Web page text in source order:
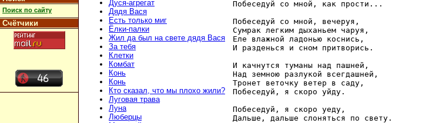
Поиск по сайту
Счётчики
Дуся-агрегат
Дядя Вася
Есть только миг
Ёлки-палки
Жил да был на свете дядя Вася
За тебя
Клетки
Комбат
Конь
Конь
Кто сказал, что мы плохо жили?
Луговая трава
Луна
Люберцы
Побеседуй со мной, как прости...
Побеседуй со мной, вечеруя,
Сумрак легким дыханьем чаруя,
Еле влажной ладонью коснись,
И разденься и сном притворись.
И качнутся туманы над пашней,
Над земною разлукой всегдашней,
Тронет веточку ветер в саду,
Побеседуй, я скоро уйду.
Побеседуй, я скоро уеду,
Дальше, дальше слоняться по свету.